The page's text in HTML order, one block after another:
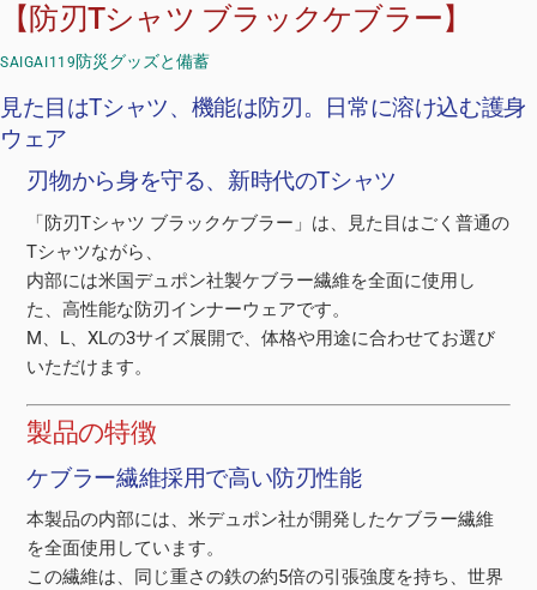
【防刃Tシャツ ブラックケブラー】
SAIGAI119防災グッズと備蓄
見た目はTシャツ、機能は防刃。日常に溶け込む護身
ウェア
刃物から身を守る、新時代のTシャツ
「防刃Tシャツ ブラックケブラー」は、見た目はごく普通の
Tシャツながら、
内部には米国デュポン社製ケブラー繊維を全面に使用し
た、高性能な防刃インナーウェアです。
M、L、XLの3サイズ展開で、体格や用途に合わせてお選び
いただけます。
製品の特徴
ケブラー繊維採用で高い防刃性能
本製品の内部には、米デュポン社が開発したケブラー繊維
を全面使用しています。
この繊維は、同じ重さの鉄の約5倍の引張強度を持ち、世界